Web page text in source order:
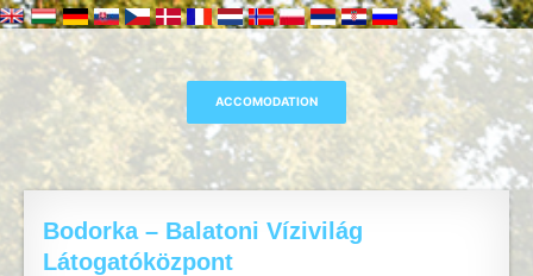
Bodorka – Balatoni Vízivilág
Látogatóközpont